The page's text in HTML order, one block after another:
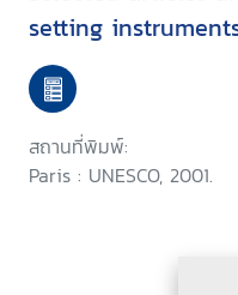
setting
สถานที่พิมพ์:
Paris : UNESCO, 2001.